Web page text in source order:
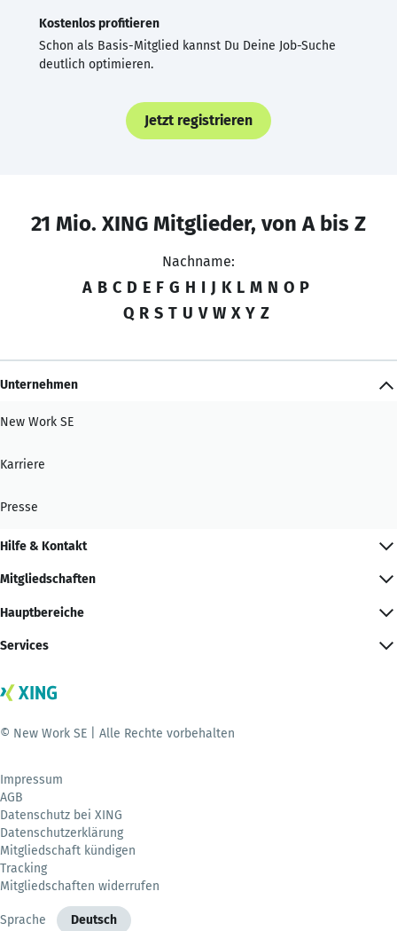
Kostenlos profitieren
Schon als Basis-Mitglied kannst Du Deine Job-Suche
deutlich optimieren.
Jetzt registrieren
21 Mio. XING Mitglieder, von A bis Z
Nachname:
A B C D E F G H I J K L M N O P
Q R S T U V W X Y Z
Unternehmen
New Work SE
Karriere
Presse
Hilfe & Kontakt
Mitgliedschaften
Hauptbereiche
Services
© New Work SE | Alle Rechte vorbehalten
Impressum
AGB
Datenschutz bei XING
Datenschutzerklärung
Mitgliedschaft kündigen
Tracking
Mitgliedschaften widerrufen
Sprache Deutsch